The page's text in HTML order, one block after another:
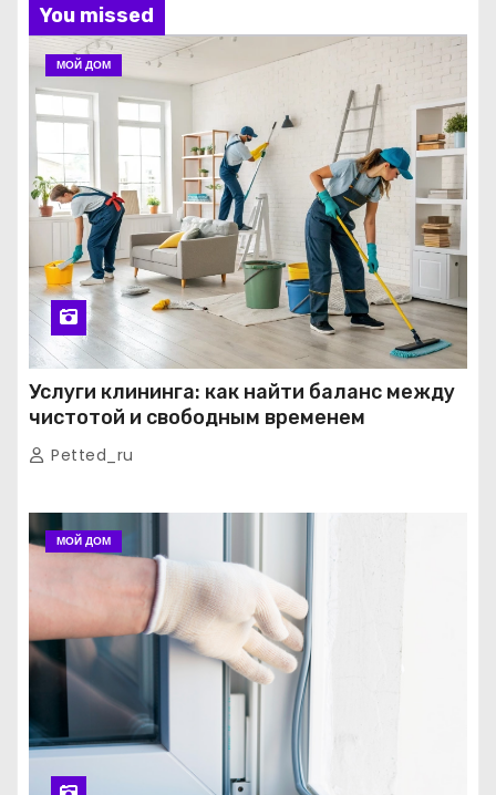
You missed
МОЙ ДОМ
Услуги клининга: как найти баланс между
чистотой и свободным временем
Petted_ru
МОЙ ДОМ